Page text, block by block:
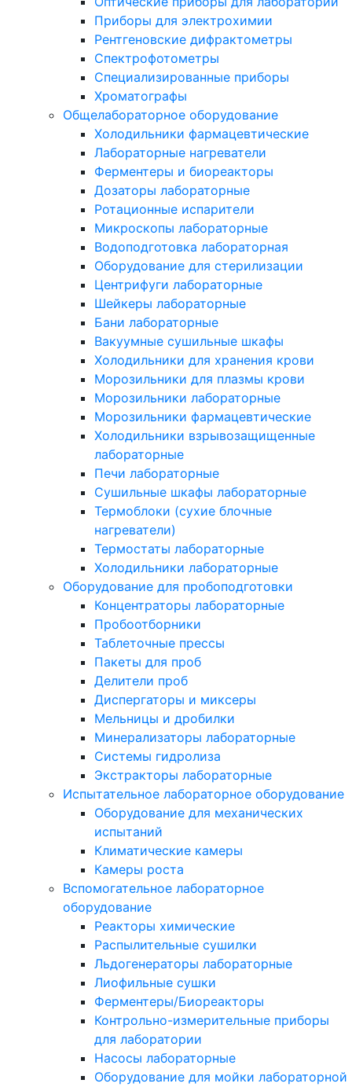
Приборы для электрохимии
Рентгеновские дифрактометры
Спектрофотометры
Специализированные приборы
Хроматографы
Общелабораторное оборудование
Холодильники фармацевтические
Лабораторные нагреватели
Ферментеры и биореакторы
Дозаторы лабораторные
Ротационные испарители
Микроскопы лабораторные
Водоподготовка лабораторная
Оборудование для стерилизации
Центрифуги лабораторные
Шейкеры лабораторные
Бани лабораторные
Вакуумные сушильные шкафы
Холодильники для хранения крови
Морозильники для плазмы крови
Морозильники лабораторные
Морозильники фармацевтические
Холодильники взрывозащищенные
лабораторные
Печи лабораторные
Сушильные шкафы лабораторные
Термоблоки (сухие блочные
нагреватели)
Термостаты лабораторные
Холодильники лабораторные
Оборудование для пробоподготовки
Концентраторы лабораторные
Пробоотборники
Таблеточные прессы
Пакеты для проб
Делители проб
Диспергаторы и миксеры
Мельницы и дробилки
Минерализаторы лабораторные
Системы гидролиза
Экстракторы лабораторные
Испытательное лабораторное оборудование
Оборудование для механических
испытаний
Климатические камеры
Камеры роста
Вспомогательное лабораторное
оборудование
Реакторы химические
Распылительные сушилки
Льдогенераторы лабораторные
Лиофильные сушки
Ферментеры/Биореакторы
Контрольно-измерительные приборы
для лаборатории
Насосы лабораторные
Оборудование для мойки лабораторной